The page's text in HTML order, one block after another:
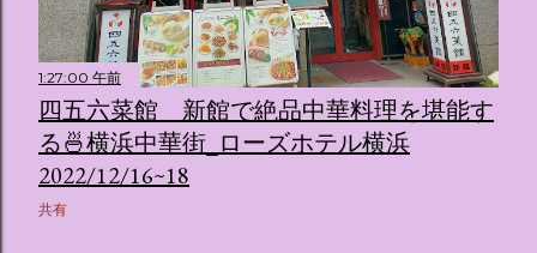
1:27:00 午前
四五六菜館 新館で絶品中華料理を堪能す
る🍜横浜中華街_ローズホテル横浜
2022/12/16~18
共有